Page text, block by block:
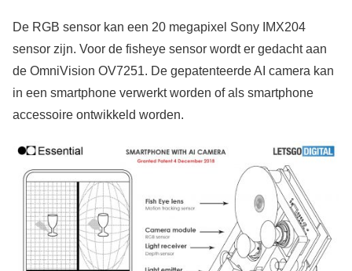
De RGB sensor kan een 20 megapixel Sony IMX204
sensor zijn. Voor de fisheye sensor wordt er gedacht aan
de OmniVision OV7251. De gepatenteerde AI camera kan
in een smartphone verwerkt worden of als smartphone
accessoire ontwikkeld worden.